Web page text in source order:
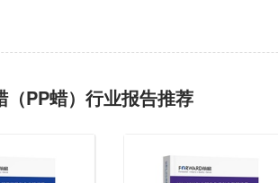
（PP蜡）行业报告推荐